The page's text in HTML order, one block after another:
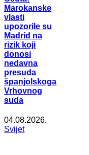
Marokanske
vlasti
upozorile su
Madrid na
rizik koji
donosi
nedavna
presuda
španjolskoga
Vrhovnog
suda
04.08.2026.
Svijet